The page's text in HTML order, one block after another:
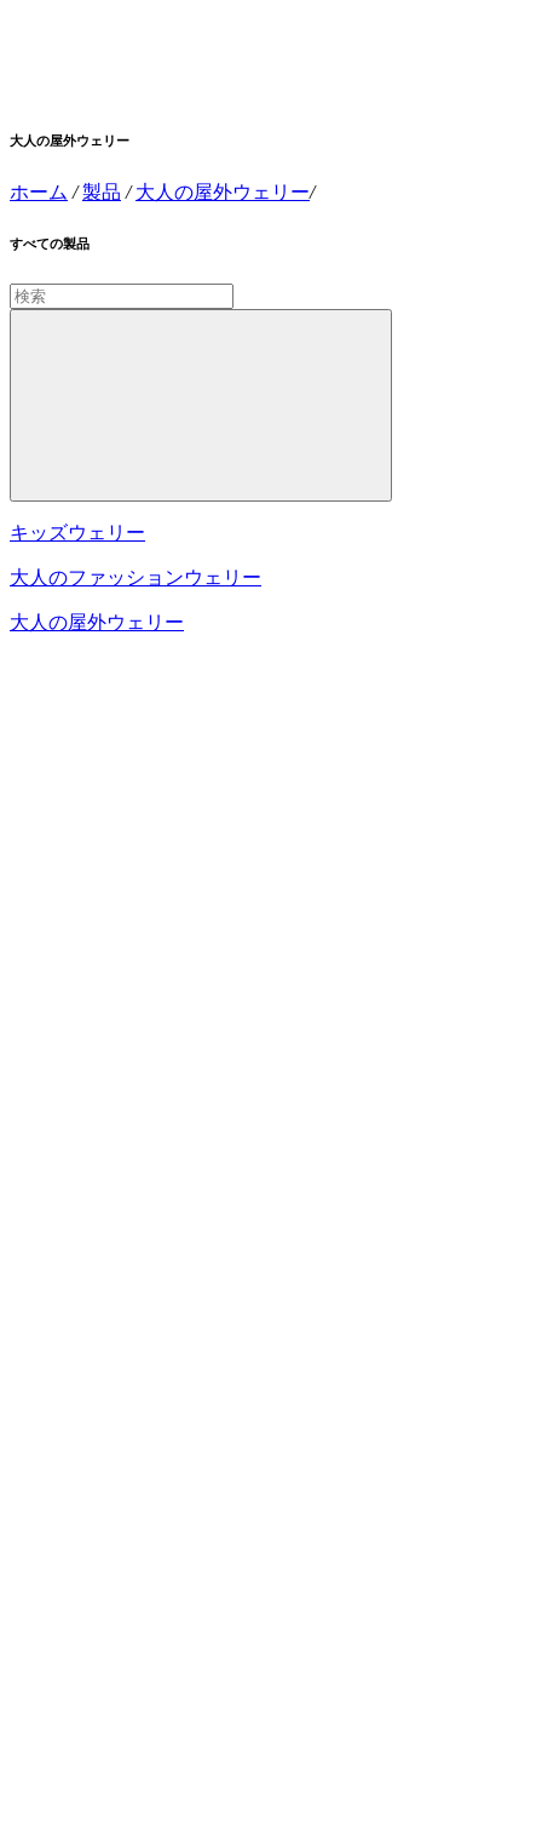
大人の屋外ウェリー
ホーム /製品 / 大人の屋外ウェリー/
すべての製品
キッズウェリー
大人のファッションウェリー
大人の屋外ウェリー